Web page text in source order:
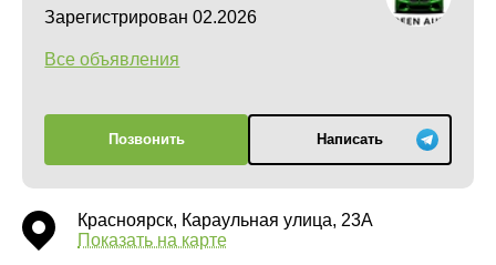
Зарегистрирован 02.2026
Все объявления
Позвонить Написать
Красноярск, Караульная улица, 23А
Показать на карте